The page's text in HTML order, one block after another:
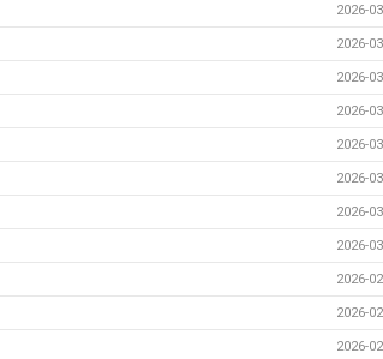
2026-
2026-
2026-
2026-
2026-
2026-
2026-
2026-
2026-
2026-
2026-